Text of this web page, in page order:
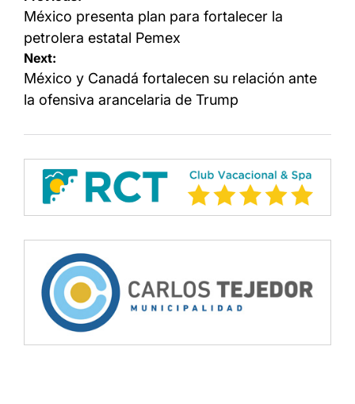
de
entradas
México presenta plan para fortalecer la
petrolera estatal Pemex
Next:
México y Canadá fortalecen su relación ante
la ofensiva arancelaria de Trump